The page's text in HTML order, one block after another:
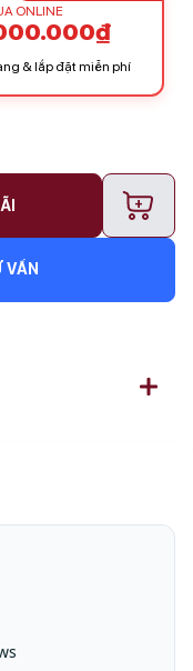
ONLINE
₫
& lắp đặt miễn phí
+
VẤN